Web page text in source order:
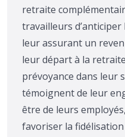
retraite
travailleurs
leur assurant un
leur départ à la
prévoyance dans leur
témoignent de leur
être de leurs
favoriser la